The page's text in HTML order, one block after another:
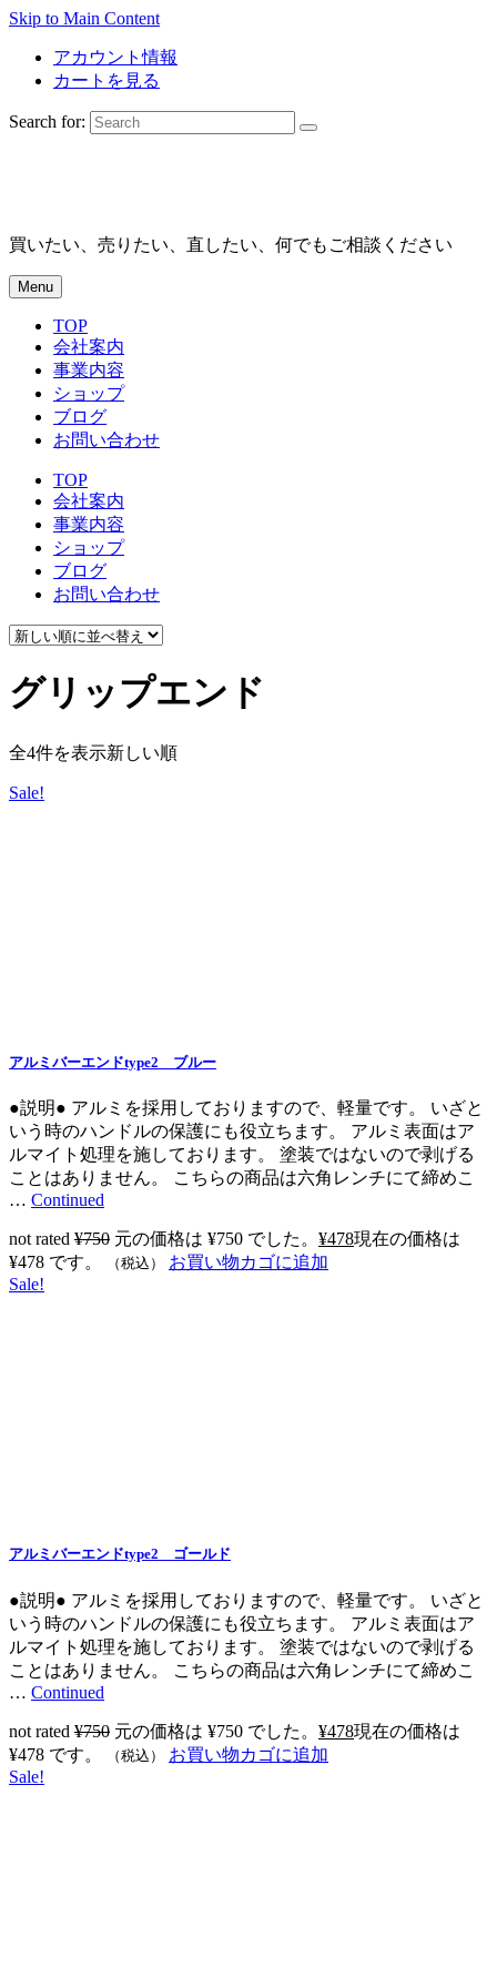
Skip to Main Content
アカウント情報
カートを見る
Search for:
買いたい、売りたい、直したい、何でもご相談ください
Menu
TOP
会社案内
事業内容
ショップ
ブログ
お問い合わせ
TOP
会社案内
事業内容
ショップ
ブログ
お問い合わせ
グリップエンド
全4件を表示新しい順
Sale!
アルミバーエンドtype2 ブルー
●説明● アルミを採用しておりますので、軽量です。 いざと
いう時のハンドルの保護にも役立ちます。 アルミ表面はア
ルマイト処理を施しております。 塗装ではないので剥げる
ことはありません。 こちらの商品は六角レンチにて締めこ
… Continued
not rated ¥750 元の価格は ¥750 でした。 ¥478現在の価格は
¥478 です。
（税込）
お買い物カゴに追加
Sale!
アルミバーエンドtype2 ゴールド
●説明● アルミを採用しておりますので、軽量です。 いざと
いう時のハンドルの保護にも役立ちます。 アルミ表面はア
ルマイト処理を施しております。 塗装ではないので剥げる
ことはありません。 こちらの商品は六角レンチにて締めこ
… Continued
not rated ¥750 元の価格は ¥750 でした。 ¥478現在の価格は
¥478 です。
（税込）
お買い物カゴに追加
Sale!